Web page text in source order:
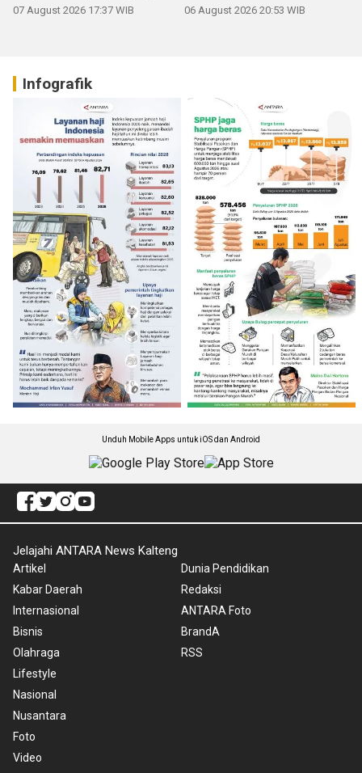
07 August 2026 17:37 WIB 06 August 2026 20:53 WIB
Infografik
Unduh Mobile Apps untuk iOS dan Android
Jelajahi ANTARA News Kalteng
Artikel
Kabar Daerah
Internasional
Bisnis
Olahraga
Lifestyle
Nasional
Nusantara
Foto
Video
Dunia Pendidikan
Redaksi
ANTARA Foto
BrandA
RSS